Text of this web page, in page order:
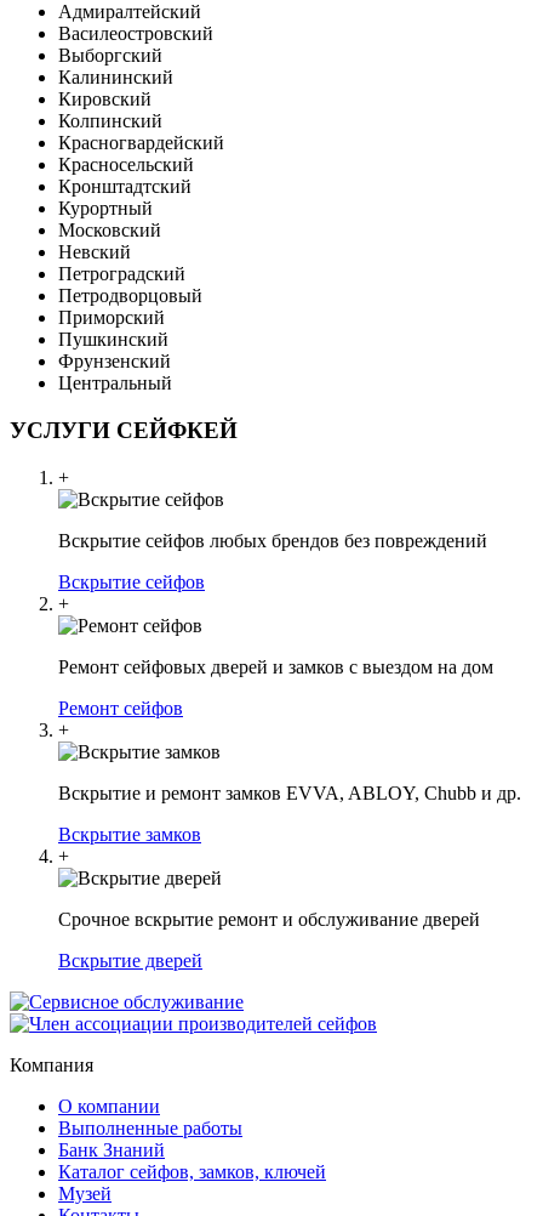
Адмиралтейский
Василеостровский
Выборгский
Калининский
Кировский
Колпинский
Красногвардейский
Красносельский
Кронштадтский
Курортный
Московский
Невский
Петроградский
Петродворцовый
Приморский
Пушкинский
Фрунзенский
Центральный
УСЛУГИ СЕЙФКЕЙ
+
Вскрытие сейфов любых брендов без повреждений
Вскрытие сейфов
+
Ремонт сейфовых дверей и замков с выездом на дом
Ремонт сейфов
+
Вскрытие и ремонт замков EVVA, ABLOY, Chubb и др.
Вскрытие замков
+
Срочное вскрытие ремонт и обслуживание дверей
Вскрытие дверей
Компания
О компании
Выполненные работы
Банк Знаний
Каталог сейфов, замков, ключей
Музей